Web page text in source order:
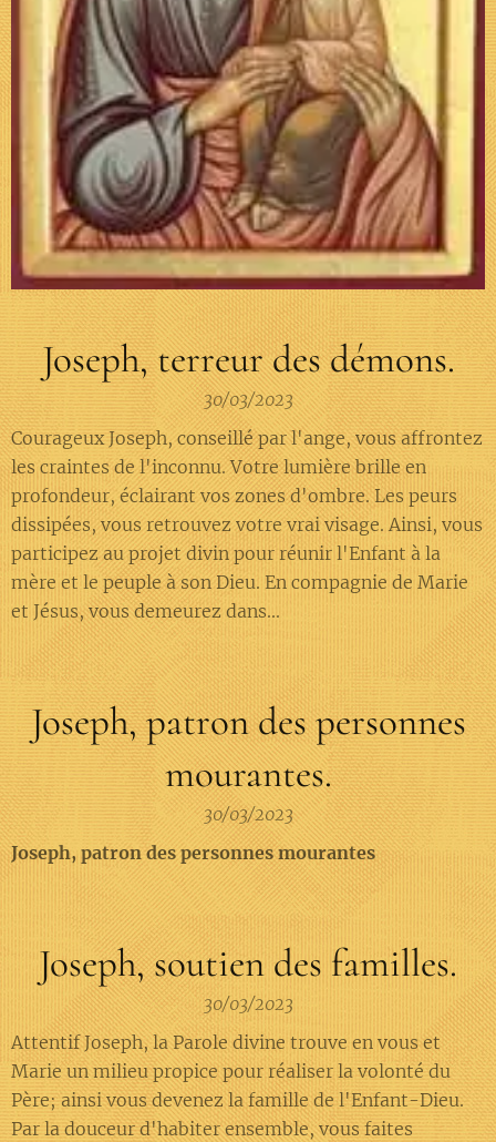
Joseph, terreur des démons.
30/03/2023
Courageux Joseph, conseillé par l'ange, vous affrontez
les craintes de l'inconnu. Votre lumière brille en
profondeur, éclairant vos zones d'ombre. Les peurs
dissipées, vous retrouvez votre vrai visage. Ainsi, vous
participez au projet divin pour réunir l'Enfant à la
mère et le peuple à son Dieu. En compagnie de Marie
et Jésus, vous demeurez dans...
Joseph, patron des personnes
mourantes.
30/03/2023
Joseph, patron des personnes mourantes
Joseph, soutien des familles.
30/03/2023
Attentif Joseph, la Parole divine trouve en vous et
Marie un milieu propice pour réaliser la volonté du
Père; ainsi vous devenez la famille de l'Enfant-Dieu.
Par la douceur d'habiter ensemble, vous faites